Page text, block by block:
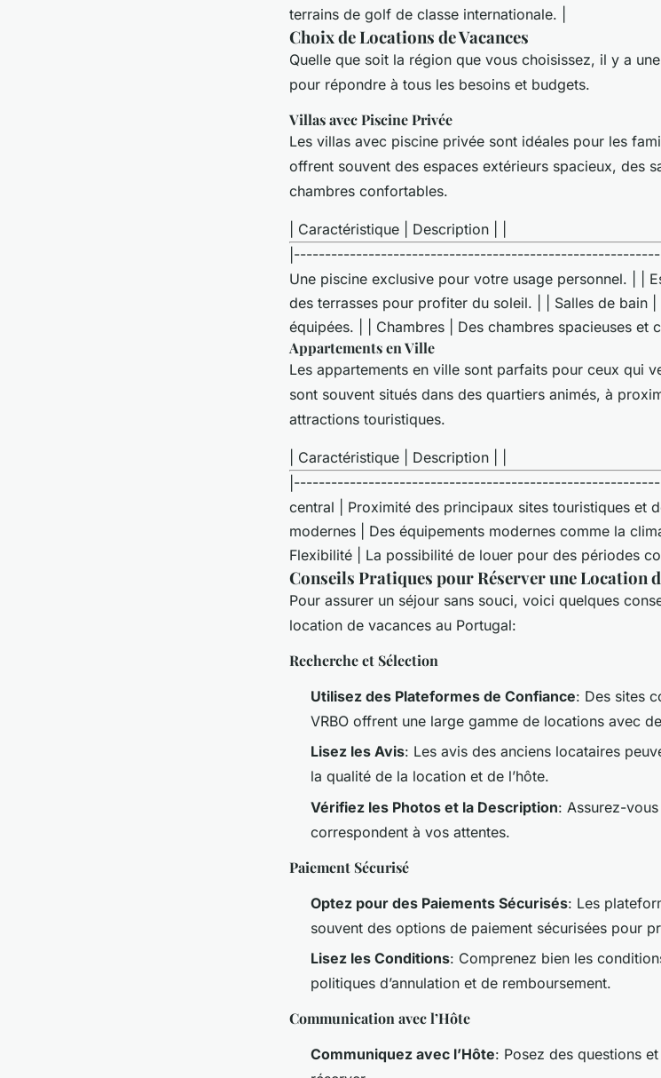
terrains de golf de classe internationale. |
Choix de Locations de Vacances
Quelle que soit la région que vous choisissez, il y a
pour répondre à tous les besoins et budgets.
Villas avec Piscine Privée
Les villas avec piscine privée sont idéales pour les
offrent souvent des espaces extérieurs spacieux, des
chambres confortables.
| Caractéristique | Description | |
Une piscine exclusive pour votre usage personnel. | |
des terrasses pour profiter du soleil. | | Salles de bain
équipées. | | Chambres | Des chambres spacieuses et
Appartements en Ville
Les appartements en ville sont parfaits pour ceux qui
sont souvent situés dans des quartiers animés, à
attractions touristiques.
| Caractéristique | Description | |
central | Proximité des principaux sites touristiques et
modernes | Des équipements modernes comme la
Flexibilité | La possibilité de louer pour des périodes
Conseils Pratiques pour Réserver une Location
Pour assurer un séjour sans souci, voici quelques
location de vacances au Portugal:
Recherche et Sélection
Utilisez des Plateformes de Confiance: Des sites
VRBO offrent une large gamme de locations avec
Lisez les Avis: Les avis des anciens locataires
la qualité de la location et de l’hôte.
Vérifiez les Photos et la Description: Assurez-
correspondent à vos attentes.
Paiement Sécurisé
Optez pour des Paiements Sécurisés: Les
souvent des options de paiement sécurisées pour
Lisez les Conditions: Comprenez bien les
politiques d’annulation et de remboursement.
Communication avec l’Hôte
Communiquez avec l’Hôte: Posez des questions